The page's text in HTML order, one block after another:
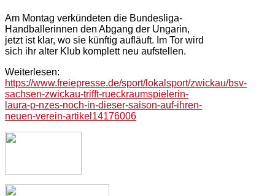
Am Montag verkündeten die Bundesliga-
Handballerinnen den Abgang der Ungarin,
jetzt ist klar, wo sie künftig aufläuft. Im Tor wird
sich ihr alter Klub komplett neu aufstellen.
Weiterlesen:
https://www.freiepresse.de/sport/lokalsport/zwickau/bsv-
sachsen-zwickau-trifft-rueckraumspielerin-
laura-p-nzes-noch-in-dieser-saison-auf-ihren-
neuen-verein-artikel14176006